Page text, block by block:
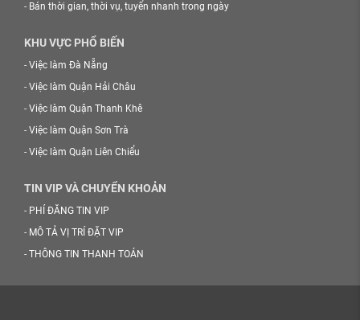
- Bán thời gian, thời vụ, tuyển nhanh trong ngày
KHU VỰC PHỔ BIẾN
- Việc làm Đà Nẵng
- Việc làm Quận Hải Châu
- Việc làm Quận Thanh Khê
- Việc làm Quận Sơn Trà
- Việc làm Quận Liên Chiểu
TIN VIP VÀ CHUYỂN KHOẢN
- PHÍ ĐĂNG TIN VIP
- MÔ TẢ VỊ TRÍ ĐẶT VIP
- THÔNG TIN THANH TOÁN